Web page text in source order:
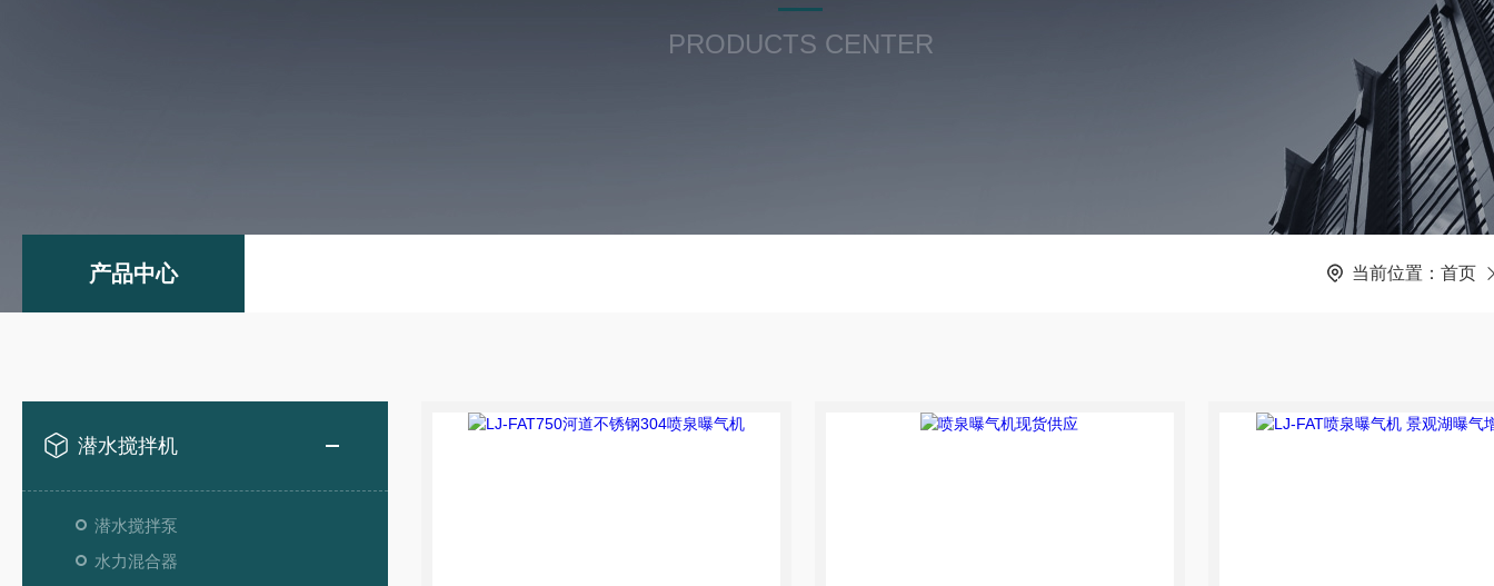
PRODUCTS CENTER
产品中心 当前位置： 首页
潜水搅拌机
潜水搅拌泵
水力混合器